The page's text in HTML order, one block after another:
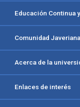
Educación Continua
Comunidad Javeriana
Acerca de la
Enlaces de interés